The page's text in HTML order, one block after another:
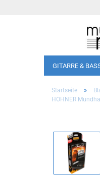
GITARRE &
Startseite »
HOHNER